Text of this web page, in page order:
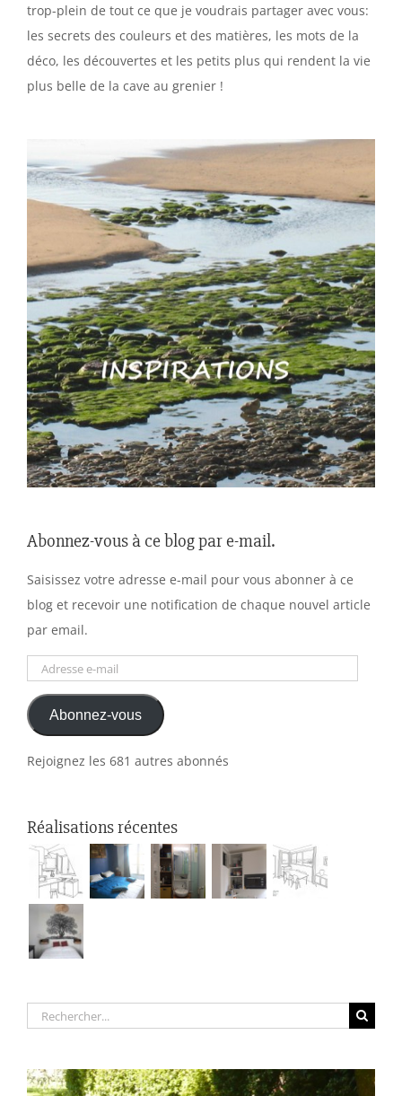
trop-plein de tout ce que je voudrais partager avec vous:
les secrets des couleurs et des matières, les mots de la
déco, les découvertes et les petits plus qui rendent la vie
plus belle de la cave au grenier !
Abonnez-vous à ce blog par e-mail.
Saisissez votre adresse e-mail pour vous abonner à ce
blog et recevoir une notification de chaque nouvel article
par email.
Adresse
mailAbonnez-vous
Rejoignez les 681 autres abonnés
Réalisations récentes
Rechercher: